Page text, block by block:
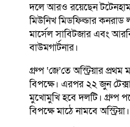
দলে আরও রয়েছেন টটেনহাম
মিউনিখ মিডফিল্ডার কনরাড
মার্সেল সাবিটজার এবং
বাউমগার্টনার।
গ্রুপ ‘জে’তে অস্ট্রিয়ার
বিপক্ষে। এরপর ২২ জুন
মুখোমুখি হবে দলটি। গ্রুপ
বিপক্ষে মাঠে নামবে অস্ট্রিয়া।